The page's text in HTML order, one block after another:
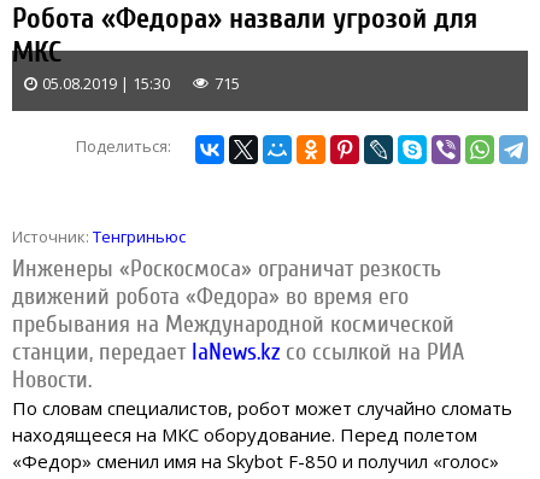
Робота «Федора» назвали угрозой для
МКС
05.08.2019 | 15:30 715
Поделиться:
Источник: Тенгриньюс
Инженеры «Роскосмоса» ограничат резкость
движений робота «Федора» во время его
пребывания на Международной космической
станции, передаетIaNews.kz со ссылкой на РИА
Новости.
По словам специалистов, робот может случайно сломать
находящееся на МКС оборудование. Перед полетом
«Федор» сменил имя на Skybot F-850 и получил «голос»